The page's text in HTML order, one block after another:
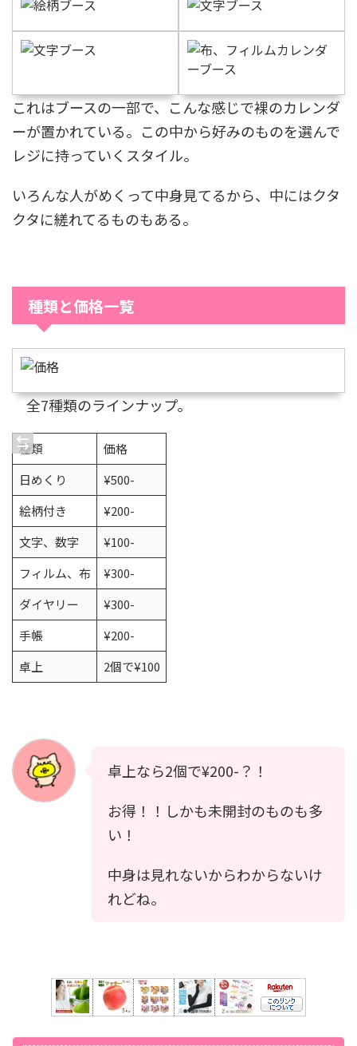
これはブースの一部で、こんな感じで裸のカレンダ
ーが置かれている。この中から好みのものを選んで
レジに持っていくスタイル。
いろんな人がめくって中身見てるから、中にはクタ
クタに縒れてるものもある。
種類と価格一覧
全7種類のラインナップ。
種類
価格
日めくり
¥500-
絵柄付き
¥200-
文字、数字
¥100-
フィルム、布
¥300-
ダイヤリー
¥300-
手帳
¥200-
卓上
2個で¥100
卓上なら2個で¥200-？！
お得！！しかも未開封のものも多
い！
中身は見れないからわからないけ
れどね。